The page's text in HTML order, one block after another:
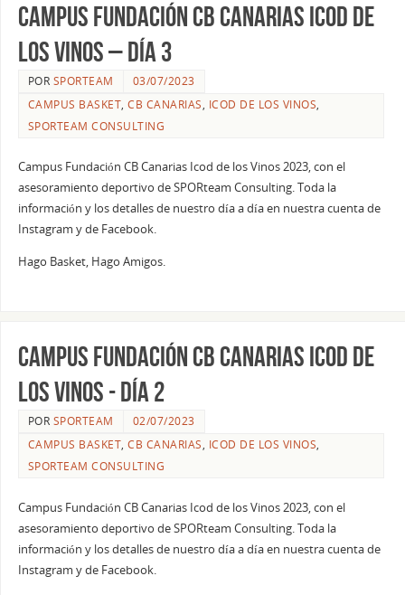
Campus Fundación CB Canarias Icod de
los Vinos – Día 3
POR SPORTEAM
03/07/2023
CAMPUS BASKET,CB CANARIAS, ICOD DE LOS VINOS,
SPORTEAM CONSULTING
Campus Fundación CB Canarias Icod de los Vinos 2023, con el
asesoramiento deportivo de SPORteam Consulting. Toda la
información y los detalles de nuestro día a día en nuestra cuenta de
Instagram y de Facebook.
Hago Basket, Hago Amigos.
Campus Fundación CB Canarias Icod de
los Vinos - Día 2
POR SPORTEAM
02/07/2023
CAMPUS BASKET,CB CANARIAS, ICOD DE LOS VINOS,
SPORTEAM CONSULTING
Campus Fundación CB Canarias Icod de los Vinos 2023, con el
asesoramiento deportivo de SPORteam Consulting. Toda la
información y los detalles de nuestro día a día en nuestra cuenta de
Instagram y de Facebook.